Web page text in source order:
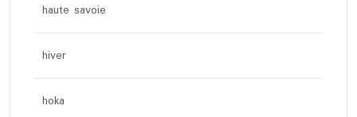
haute savoie
hiver
hoka